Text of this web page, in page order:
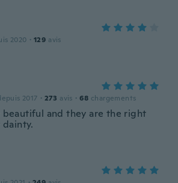
2020 · 129 avis
2017 · 273 avis · 68 chargements
beautiful and they are the right
dainty.